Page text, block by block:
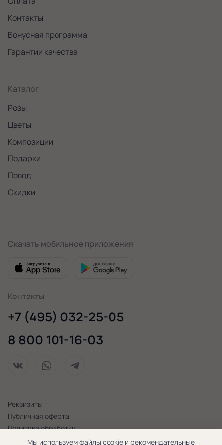
Политика обработки
персональных данных
Публичная оферта
Реквизиты
Контакты
Бонусная программа
Гарантии качества
Каталог
Розы
Цветы
Композиции
Подарки
Повод
Скидки
Скачать мобильное приложения
Контакты
+7 (495) 032-25-05
8 800 101-16-03
Мы используем файлы cookie и рекомендательные